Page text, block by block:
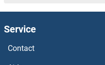
HAUS7 Anticorps
HAUS5 Anticorps
Service
Contact